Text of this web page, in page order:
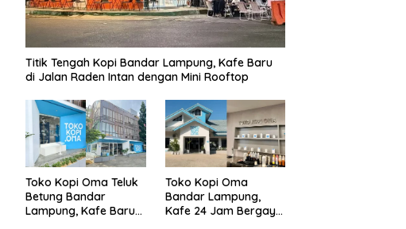
Titik Tengah Kopi Bandar Lampung, Kafe Baru
di Jalan Raden Intan dengan Mini Rooftop
Toko Kopi Oma Teluk
Betung Bandar
Lampung, Kafe Baru
Toko Kopi Oma
Bandar Lampung,
Kafe 24 Jam Bergaya